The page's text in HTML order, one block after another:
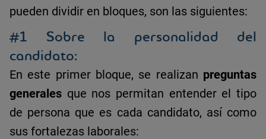
pueden dividir en bloques, son las siguientes:
#1 Sobre la personalidad del
candidato:
En este primer bloque, se realizan preguntas
generales que nos permitan entender el tipo
de persona que es cada candidato, así como
sus fortalezas laborales: